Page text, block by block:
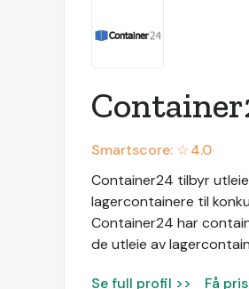
Smartscore: ☆4.0
Container24 tilbyr
lagercontainere til
Container24 har
de utleie av
Se full profil >> Få